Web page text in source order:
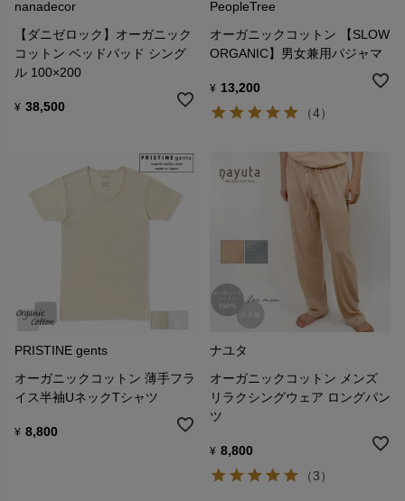
nanadecor
【ダニゼロック】オーガニック
コットン ベッドパッド シング
ル 100×200
¥ 38,500
PeopleTree
オーガニックコットン 【SLOW
ORGANIC】男女兼用パジャマ
¥ 13,200
（4）
PRISTINE gents
オーガニックコットン 薄手フラ
イス半袖UネックTシャツ
¥ 8,800
ナユタ
オーガニックコットン メンズ
リラクシングウェア ロングパン
ツ
¥ 8,800
（3）